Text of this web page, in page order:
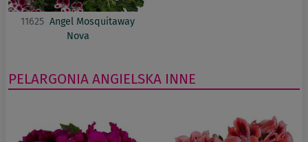
11625 Angel Mosquitaway
Nova
PELARGONIA ANGIELSKA INNE